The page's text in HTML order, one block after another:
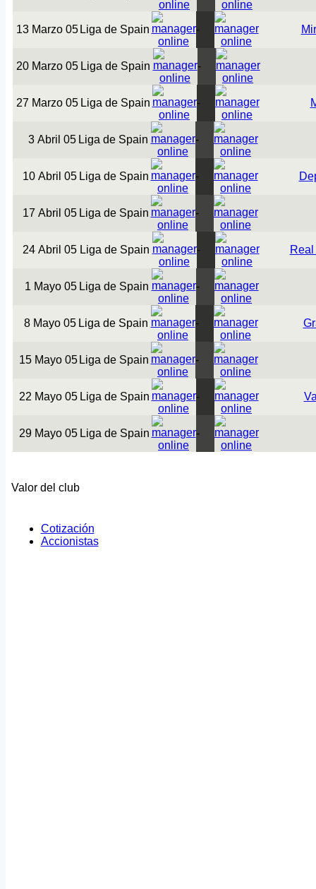
13 Marzo 05 Liga de Spain -
20 Marzo 05 Liga de Spain -
27 Marzo 05 Liga de Spain -
3 Abril 05 Liga de Spain -
10 Abril 05 Liga de Spain -
17 Abril 05 Liga de Spain -
24 Abril 05 Liga de Spain -
1 Mayo 05 Liga de Spain -
8 Mayo 05 Liga de Spain -
15 Mayo 05 Liga de Spain -
22 Mayo 05 Liga de Spain -
29 Mayo 05 Liga de Spain -
Valor del club
Cotización
Accionistas